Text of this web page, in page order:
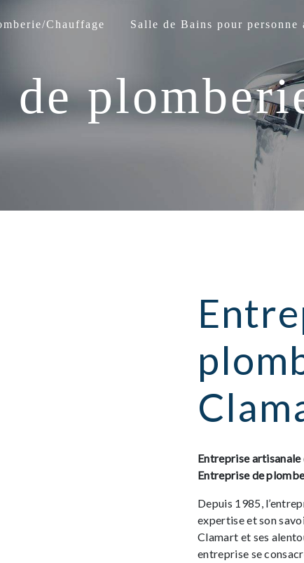
Chauffage Salle de Bains pour
de
Entreprise
Entreprise de
Depuis 1985,
expertise et son
Clamart et ses
entreprise se